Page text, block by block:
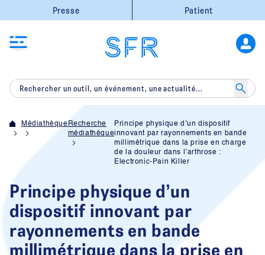
Presse Patient
Médiathèque Recherche
médiathèque
Principe physique d’un dispositif
innovant par rayonnements en bande
millimétrique dans la prise en charge
de la douleur dans l’arthrose :
Electronic-Pain Killer
Principe physique d’un
dispositif innovant par
rayonnements en bande
millimétrique dans la prise en